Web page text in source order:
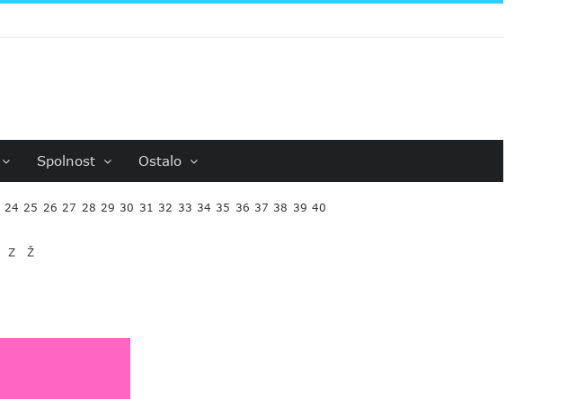
Spolnost Ostalo
24 25 26 27 28 29 30 31 32 33 34 35 36 37 38 39 40
Z Ž